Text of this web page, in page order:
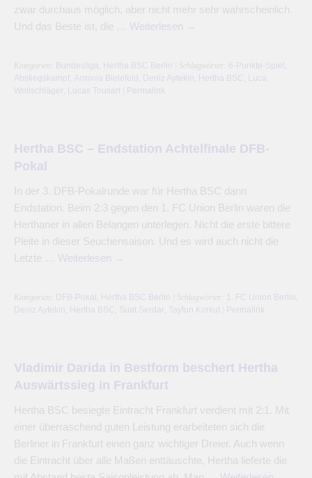
zwar durchaus möglich, aber nicht mehr sehr wahrscheinlich.
Und das Beste ist, die … Weiterlesen →
Kategorien: Bundesliga Hertha BSC Berlin | Schlagwörter: 6-Punkte-Spiel
Abstiegskampf
Arminia Bielefeld Deniz Aytekin Hertha BSC
Luca
Wollschläger
Lucas Tousart Permalink
Hertha BSC – Endstation Achtelfinale DFB-
Pokal
In der 3. DFB-Pokalrunde war für Hertha BSC dann
Endstation. Beim 2:3 gegen den 1. FC Union Berlin waren die
Herthaner in allen Belangen unterlegen. Nicht die erste bittere
Pleite in dieser Seuchensaison. Und es wird auch nicht die
Letzte … Weiterlesen →
Kategorien: DFB-Pokal Hertha BSC Berlin | Schlagwörter: 1. FC Union Berlin
Deniz Aytekin
Hertha BSC Suat Serdar Tayfun Korkut Permalink
Vladimir Darida in Bestform beschert Hertha
Auswärtssieg in Frankfurt
Hertha BSC besiegte Eintracht Frankfurt verdient mit 2:1. Mit
einer überraschend guten Leistung erarbeiteten sich die
Berliner in Frankfurt einen ganz wichtiger Dreier. Auch wenn
die Eintracht über alle Maßen enttäuschte, Hertha lieferte die